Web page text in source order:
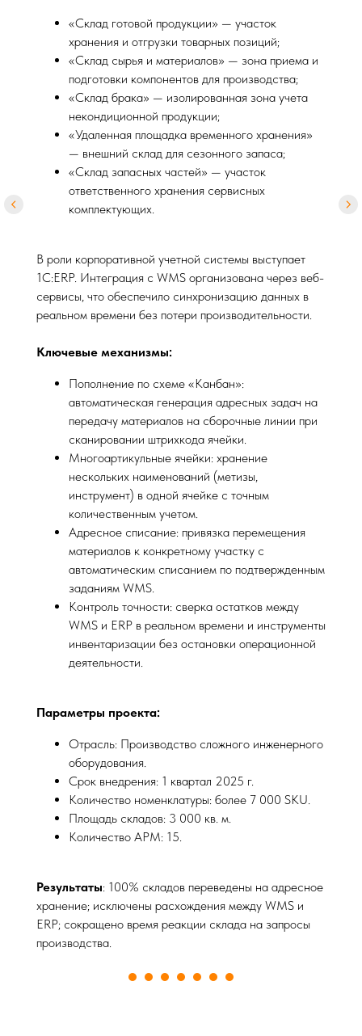
«Склад готовой продукции» — участок
хранения и отгрузки товарных позиций;
«Склад сырья и материалов» — зона приема и
подготовки компонентов для производства;
«Склад брака» — изолированная зона учета
некондиционной продукции;
«Удаленная площадка временного хранения»
— внешний склад для сезонного запаса;
«Склад запасных частей» — участок
ответственного хранения сервисных
комплектующих.
В роли корпоративной учетной системы выступает
1С:ERP. Интеграция с WMS организована через веб-
сервисы, что обеспечило синхронизацию данных в
реальном времени без потери производительности.
Ключевые механизмы:
Пополнение по схеме «Канбан»:
автоматическая генерация адресных задач на
передачу материалов на сборочные линии при
сканировании штрихкода ячейки.
Многоартикульные ячейки: хранение
нескольких наименований (метизы,
инструмент) в одной ячейке с точным
количественным учетом.
Адресное списание: привязка перемещения
материалов к конкретному участку с
автоматическим списанием по подтвержденным
заданиям WMS.
Контроль точности: сверка остатков между
WMS и ERP в реальном времени и инструменты
инвентаризации без остановки операционной
деятельности.
Параметры проекта:
Отрасль: Производство сложного инженерного
оборудования.
Срок внедрения: 1 квартал 2025 г.
Количество номенклатуры: более 7 000 SKU.
Площадь складов: 3 000 кв. м.
Количество АРМ: 15.
Результаты: 100% складов переведены на адресное
хранение; исключены расхождения между WMS и
ERP; сокращено время реакции склада на запросы
производства.